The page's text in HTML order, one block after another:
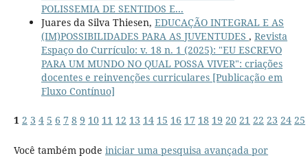
POLISSEMIA DE SENTIDOS E...
Juares da Silva Thiesen, EDUCAÇÃO INTEGRAL E AS
(IM)POSSIBILIDADES PARA AS JUVENTUDES , Revista
Espaço do Currículo: v. 18 n. 1 (2025): "EU ESCREVO
PARA UM MUNDO NO QUAL POSSA VIVER": criações
docentes e reinvenções curriculares [Publicação em
Fluxo Contínuo]
1 2 3 4 5 6 7 8 9 10 11 12 13 14 15 16 17 18 19 20 21 22 23 24 25
Você também pode iniciar uma pesquisa avançada por